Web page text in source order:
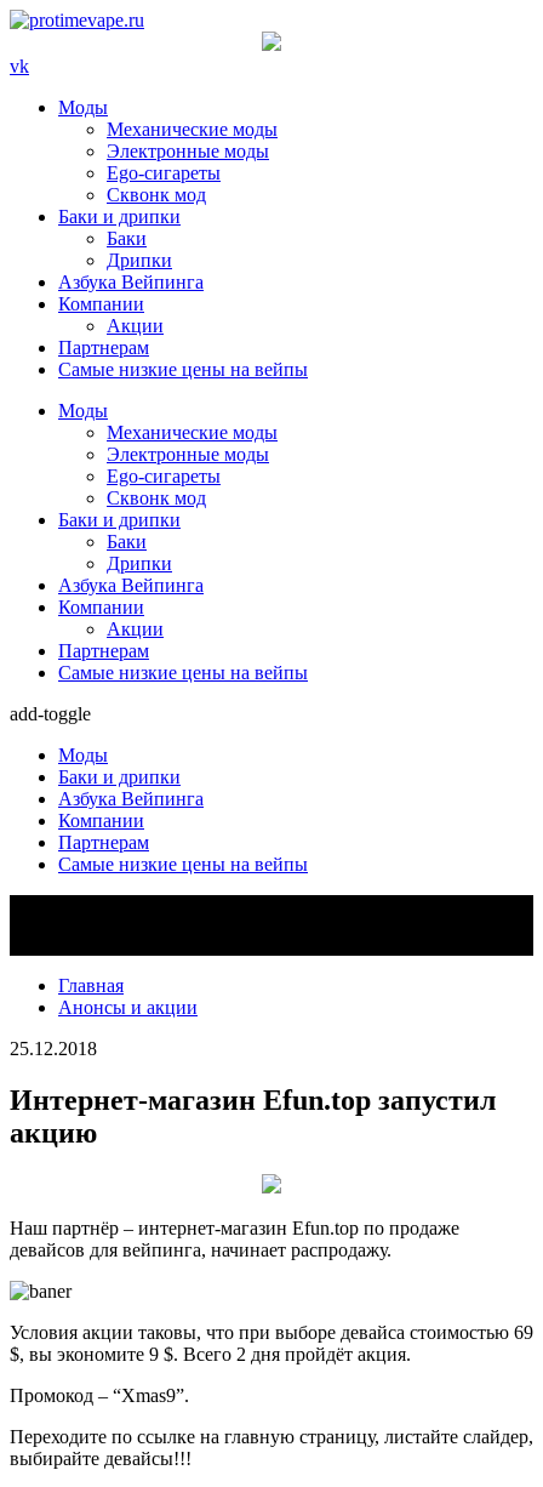
vk
Моды
Механические моды
Электронные моды
Ego-сигареты
Сквонк мод
Баки и дрипки
Баки
Дрипки
Азбука Вейпинга
Компании
Акции
Партнерам
Самые низкие цены на вейпы
Моды
Механические моды
Электронные моды
Ego-сигареты
Сквонк мод
Баки и дрипки
Баки
Дрипки
Азбука Вейпинга
Компании
Акции
Партнерам
Самые низкие цены на вейпы
add-toggle
Моды
Баки и дрипки
Азбука Вейпинга
Компании
Партнерам
Самые низкие цены на вейпы
Главная
Анонсы и акции
25.12.2018
Интернет-магазин Efun.top запустил
акцию
Наш партнёр – интернет-магазин Efun.top по продаже
девайсов для вейпинга, начинает распродажу.
Условия акции таковы, что при выборе девайса стоимостью 69
$, вы экономите 9 $. Всего 2 дня пройдёт акция.
Промокод – “Xmas9”.
Переходите по ссылке на главную страницу, листайте слайдер,
выбирайте девайсы!!!